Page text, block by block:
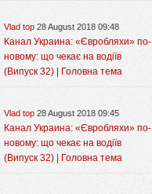
Vlad top 28 August 2018 09:48
Канал Украина: «Євробляхи» по-
новому: що чекає на водіїв
(Випуск 32) | Головна тема
Vlad top 28 August 2018 09:45
Канал Украина: «Євробляхи» по-
новому: що чекає на водіїв
(Випуск 32) | Головна тема